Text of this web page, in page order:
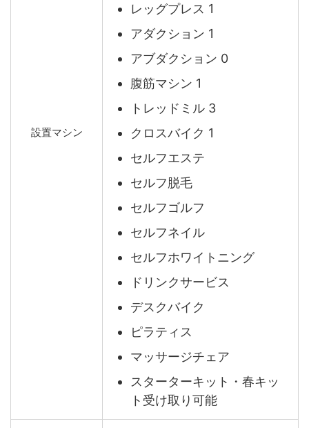
設置マシン
レッグプレス 1
アダクション 1
アブダクション 0
腹筋マシン 1
トレッドミル 3
クロスバイク 1
セルフエステ
セルフ脱毛
セルフゴルフ
セルフネイル
セルフホワイトニング
ドリンクサービス
デスクバイク
ピラティス
マッサージチェア
スターターキット・春キッ
ト受け取り可能